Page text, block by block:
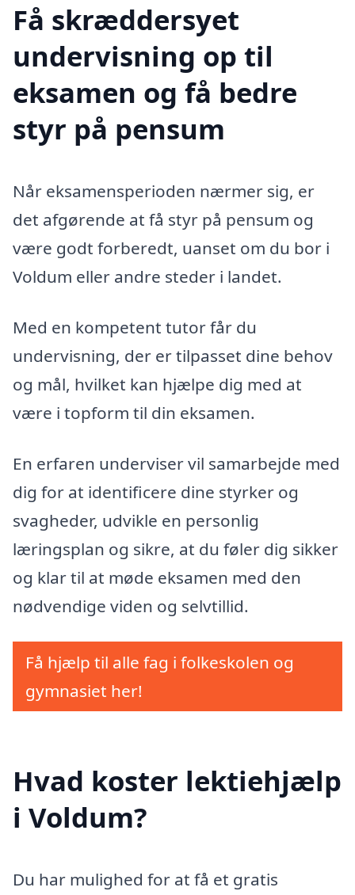
Få skræddersyet
undervisning op til
eksamen og få bedre
styr på pensum
Når eksamensperioden nærmer sig, er
det afgørende at få styr på pensum og
være godt forberedt, uanset om du bor i
Voldum eller andre steder i landet.
Med en kompetent tutor får du
undervisning, der er tilpasset dine behov
og mål, hvilket kan hjælpe dig med at
være i topform til din eksamen.
En erfaren underviser vil samarbejde med
dig for at identificere dine styrker og
svagheder, udvikle en personlig
læringsplan og sikre, at du føler dig sikker
og klar til at møde eksamen med den
nødvendige viden og selvtillid.
Få hjælp til alle fag i folkeskolen og
gymnasiet her!
Hvad koster lektiehjælp
i Voldum?
Du har mulighed for at få et gratis